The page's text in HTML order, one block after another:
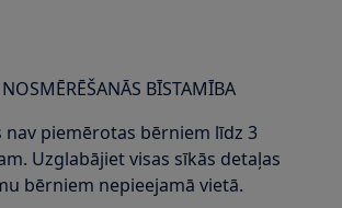
NOSMĒRĒŠANĀS BĪSTAMĪBA
nav piemērotas bērniem līdz 3
Uzglabājiet visas sīkās detaļas
bērniem nepieejamā vietā.